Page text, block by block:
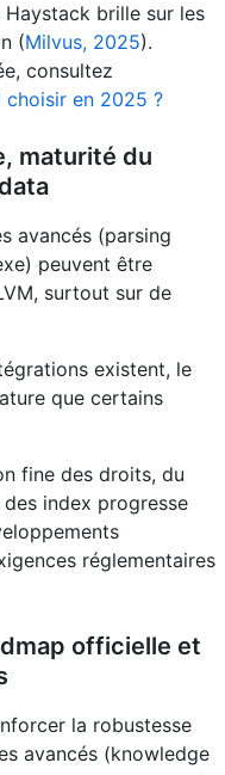
brille sur les
(Milvus, 2025).
consultez
choisir en 2025 ?
maturité du
avancés (parsing
peuvent être
surtout sur de
existent, le
que certains
fine des droits, du
index progresse
réglementaires
officielle et
la robustesse
avancés (knowledge